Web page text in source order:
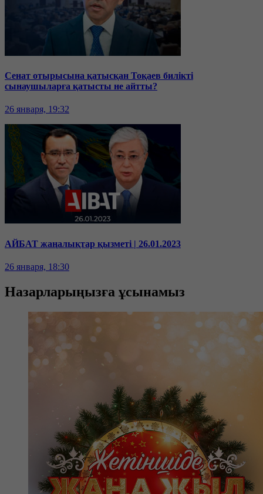
Сенат отырысына қатысқан Тоқаев билікті
сынаушыларға қатысты не айтты?
26 января, 19:32
АЙБАТ жаңалықтар қызметі | 26.01.2023
26 января, 18:30
Назарларыңызға ұсынамыз